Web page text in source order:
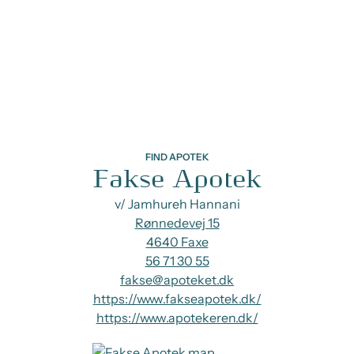
FIND APOTEK
Fakse Apotek
v/ Jamhureh Hannani
Rønnedevej 15
4640 Faxe
56 71 30 55
fakse@apoteket.dk
https://www.fakseapotek.dk/
https://www.apotekeren.dk/